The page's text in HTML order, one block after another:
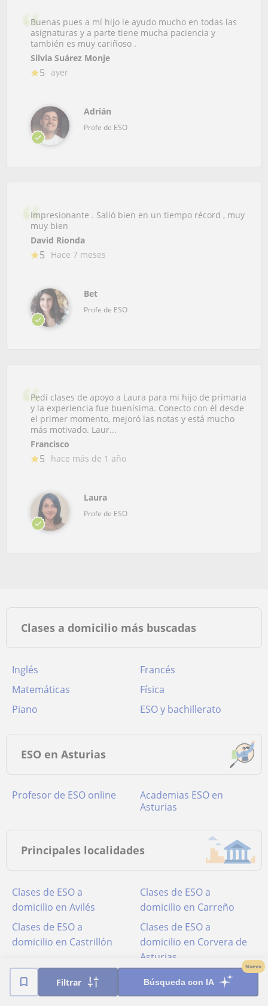
Filtrar Búsqueda con IA
Nuevo
Buenas pues a mí hijo le ayudo mucho en todas las
asignaturas y a parte tiene mucha paciencia y
también es muy cariñoso .
Silvia Suárez Monje
5 ayer
Adrián
Profe de ESO
Impresionante . Salió bien en un tiempo récord , muy
muy bien
David Rionda
5 Hace 7 meses
Bet
Profe de ESO
Pedí clases de apoyo a Laura para mi hijo de primaria
y la experiencia fue buenísima. Conecto con él desde
el primer momento, mejoró las notas y está mucho
más motivado. Laur...
Francisco
5 hace más de 1 año
Laura
Profe de ESO
Clases a domicilio más buscadas
Inglés
Francés
Matemáticas
Física
Piano
ESO y bachillerato
ESO en Asturias
Profesor de ESO online
academias ESO en
Asturias
Principales localidades
Clases de ESO a
domicilio en Avilés
Clases de ESO a
domicilio en Carreño
Clases de ESO a
domicilio en Castrillón
Clases de ESO a
domicilio en Corvera de
Asturias
Clases de ESO a
domicilio en Gijón
Clases de ESO a
domicilio en Gozón